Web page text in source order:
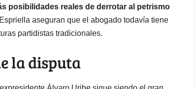
posibilidades reales de derrotar al petrismo
aseguran que el abogado todavía tiene
partidistas tradicionales.
la disputa